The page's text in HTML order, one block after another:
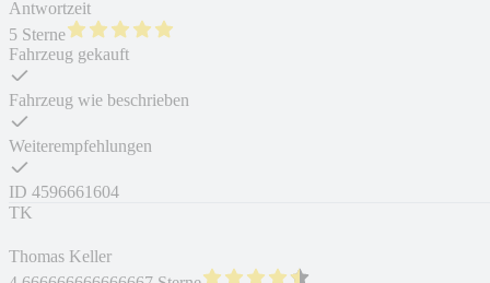
Antwortzeit
5 Sterne
Fahrzeug gekauft
Fahrzeug wie beschrieben
Weiterempfehlungen
ID 4596661604
TK
Thomas Keller